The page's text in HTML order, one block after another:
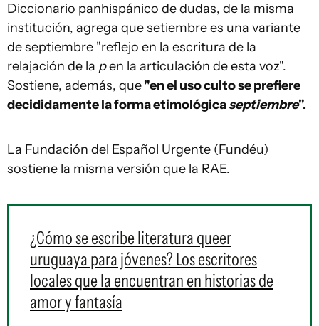
Diccionario panhispánico de dudas, de la misma
institución, agrega que setiembre es una variante
de septiembre "reflejo en la escritura de la
relajación de la pen la articulación de esta voz".
Sostiene, además, que"en el uso culto se prefiere
decididamente la forma etimológicaseptiembre".
La Fundación del Español Urgente (Fundéu)
sostiene la misma versión que la RAE.
¿Cómo se escribe literatura queer
uruguaya para jóvenes? Los escritores
locales que la encuentran en historias de
amor y fantasía